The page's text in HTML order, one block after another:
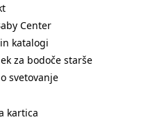
Center
katalogi
za bodoče starše
svetovanje
kartica